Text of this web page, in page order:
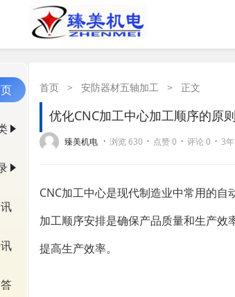
首页 > 安防器材五轴加工 > 正文
优化CNC加工中心加工顺序的原
臻美机电 · 浏览 630 · 点赞 0 · 评论 0 · 3
CNC加工中心是现代制造业中常用的
加工顺序安排是确保产品质量和生产
提高生产效率。